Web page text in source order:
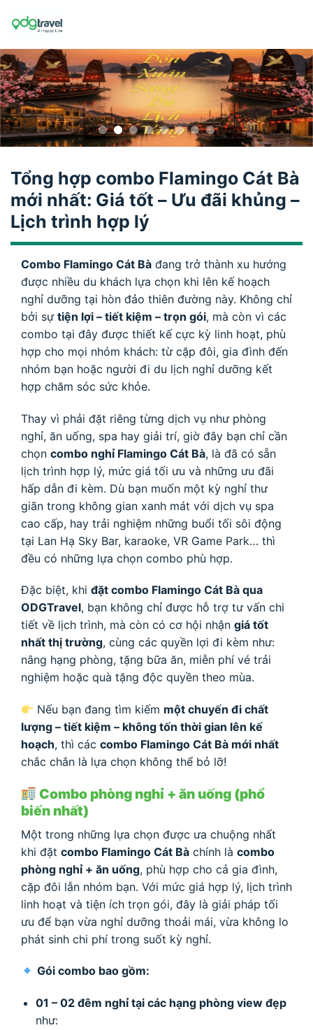
Tổng hợp combo Flamingo Cát Bà
mới nhất: Giá tốt – Ưu đãi khủng –
Lịch trình hợp lý
Combo Flamingo Cát Bà đang trở thành xu hướng
được nhiều du khách lựa chọn khi lên kế hoạch
nghỉ dưỡng tại hòn đảo thiên đường này. Không chỉ
bởi sự tiện lợi – tiết kiệm – trọn gói, mà còn vì các
combo tại đây được thiết kế cực kỳ linh hoạt, phù
hợp cho mọi nhóm khách: từ cặp đôi, gia đình đến
nhóm bạn hoặc người đi du lịch nghỉ dưỡng kết
hợp chăm sóc sức khỏe.
Thay vì phải đặt riêng từng dịch vụ như phòng
nghỉ, ăn uống, spa hay giải trí, giờ đây bạn chỉ cần
chọn combo nghỉ Flamingo Cát Bà, là đã có sẵn
lịch trình hợp lý, mức giá tối ưu và những ưu đãi
hấp dẫn đi kèm. Dù bạn muốn một kỳ nghỉ thư
giãn trong không gian xanh mát với dịch vụ spa
cao cấp, hay trải nghiệm những buổi tối sôi động
tại Lan Hạ Sky Bar, karaoke, VR Game Park… thì
đều có những lựa chọn combo phù hợp.
Đặc biệt, khi đặt combo Flamingo Cát Bà qua
ODGTravel, bạn không chỉ được hỗ trợ tư vấn chi
tiết về lịch trình, mà còn có cơ hội nhận giá tốt
nhất thị trường, cùng các quyền lợi đi kèm như:
nâng hạng phòng, tặng bữa ăn, miễn phí vé trải
nghiệm hoặc quà tặng độc quyền theo mùa.
Nếu bạn đang tìm kiếm một chuyến đi chất
lượng – tiết kiệm – không tốn thời gian lên kế
hoạch, thì các combo Flamingo Cát Bà mới nhất
chắc chắn là lựa chọn không thể bỏ lỡ!
Combo phòng nghỉ + ăn uống (phổ
biến nhất)
Một trong những lựa chọn được ưa chuộng nhất
khi đặt combo Flamingo Cát Bà chính là combo
phòng nghỉ + ăn uống, phù hợp cho cả gia đình,
cặp đôi lẫn nhóm bạn. Với mức giá hợp lý, lịch trình
linh hoạt và tiện ích trọn gói, đây là giải pháp tối
ưu để bạn vừa nghỉ dưỡng thoải mái, vừa không lo
phát sinh chi phí trong suốt kỳ nghỉ.
Gói combo bao gồm:
01 – 02 đêm nghỉ tại các hạng phòng view đẹp
như: